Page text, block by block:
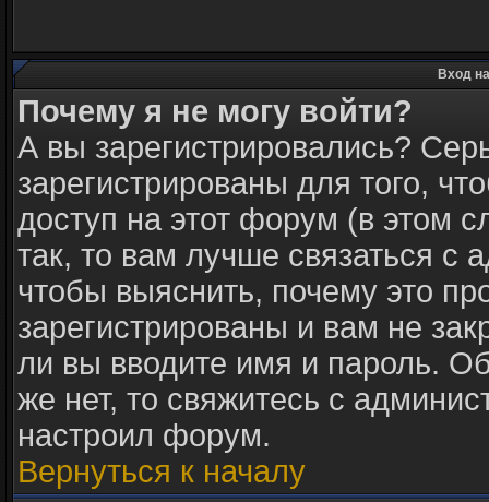
Вход
Почему я не могу войти?
А вы зарегистрировались?
зарегистрированы для того,
доступ на этот форум (в этом
так, то вам лучше связаться с
чтобы выяснить, почему это
зарегистрированы и вам не
ли вы вводите имя и пароль.
же нет, то свяжитесь с
настроил форум.
Вернуться к началу